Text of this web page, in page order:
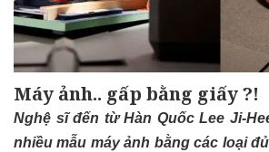
Máy ảnh.. gấp bằng giấy ?!
Nghệ sĩ đến từ Hàn QuốcLee Ji-
nhiều mẫu máy ảnh bằng các loại